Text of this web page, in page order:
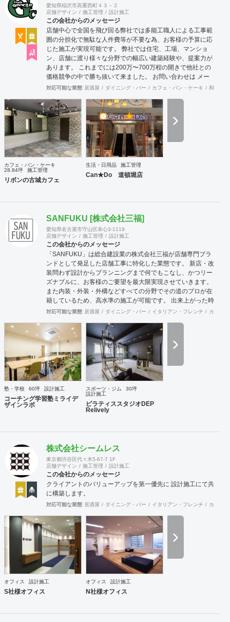
ムまではいかないけど、住宅、店舗に関わるどんな困
り事でもOK！ちょっとした住宅の修理・修繕・取替か
ら対応いたします! まず一度お電話頂きご相談頂けれ
ば、きっとお役にたてると思います。 安心のアフター
フォロー 施工完了後、お客様に施工内容をご説明いた
します。 お引き渡し後のアフターフォロー・メンテナ
ンスも責任をもって対応致しますので ご安心くださ
い。
愛知県稲沢市高重西町４３－２
店舗デザイン
施工管理 設計施工
この会社からのメッセージ
店舗中心で全国を飛び回る弊社では多能工職人による工事範
囲の分担化で無駄な人件費等が不要な為、お客様の予算に応
じた施工が実現可能です。 弊社では住宅、工場、マンショ
ン、店舗に渡り様々な分野での幅広い建築経験や、提案力が
あります。 これまでには200万〜700万程の開きで他社との
価格競争の中で勝ち抜いて来ました。 お問い合わせは メー
ル（tenperhide31@icloud.com）からも承ります。 その他：
対応可能な業態 居酒屋 ダイニング・バー カフェ・パン・ケーキ 和食・
カフェ・パン・ケーキ
28.84坪
施工管理
リボンの古城カフェ
生活・日用品 施工管理
Can★Do 道頓堀店
SANFUKU [株式会社三福]
愛知県名古屋市守山区幸心3-1119
店舗デザイン
施工管理 設計施工
この会社からのメッセージ
「SANFUKU」は総合建設業の株式会社三福が店舗専門ブラ
ンドとして発足した店舗工事に特化した業態です。 新店・改
装問わず設計からプランニングまで何でもこなし、かつリー
ズナブルに、お客様のご要望を最大限実現させていきます。
また内装・外装・外構などすべての分野でその道のプロが在
籍しているため、高水準の施工が可能です。 出来上がった時
に綺麗なのは当たり前！腕の良さは年数が経てば経つほど実
コミニケーション力に優れています。 お客様が安心してオー
プンできるようきめ細やかな対応を心がけています。
対応可能な業態 居酒屋 ダイニング・バー イタリアン・フレンチ カフェ
塾・学校 60坪 設計施工
コーチング学習塾ミライデ
ザインラボ
スポーツ・ジム
30坪
設計施工
ピラティススタジオDEP
Relively
株式会社シームレス
東京都渋谷区代々木5-67-7 1F
店舗デザイン
施工管理 設計施工
この会社からのメッセージ
クライアントのバリューアップを第一優先に 設計施工にて共
に構築します。
対応可能な業態 居酒屋 ダイニング・バー イタリアン・フレンチ カフェ
オフィス 設計施工
S社様オフィス
オフィス 設計施工
N社様オフィス